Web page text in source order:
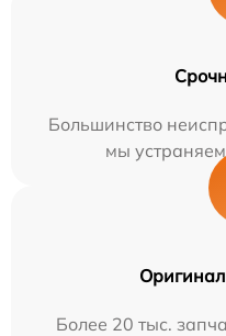
Большинство
мы
Более 20 тыс.